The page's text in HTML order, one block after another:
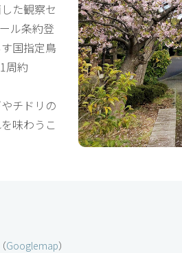
た観察セ
ル条約登
国指定鳥
周約
チドリの
味わうこ
Googlemap）